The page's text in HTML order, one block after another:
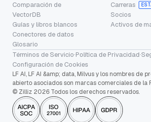
Comparación de
VectorDB
Guías y libros blancos
Conectores de datos
Glosario
Carreras
Socios
Activos de
Términos de Servicio·Política de Privacidad·
Configuración de Cookies
LF AI, LF AI &amp; data, Milvus y los nombres de
abierto asociados son marcas comerciales de la
© Zilliz 2026 Todos los derechos reservados.